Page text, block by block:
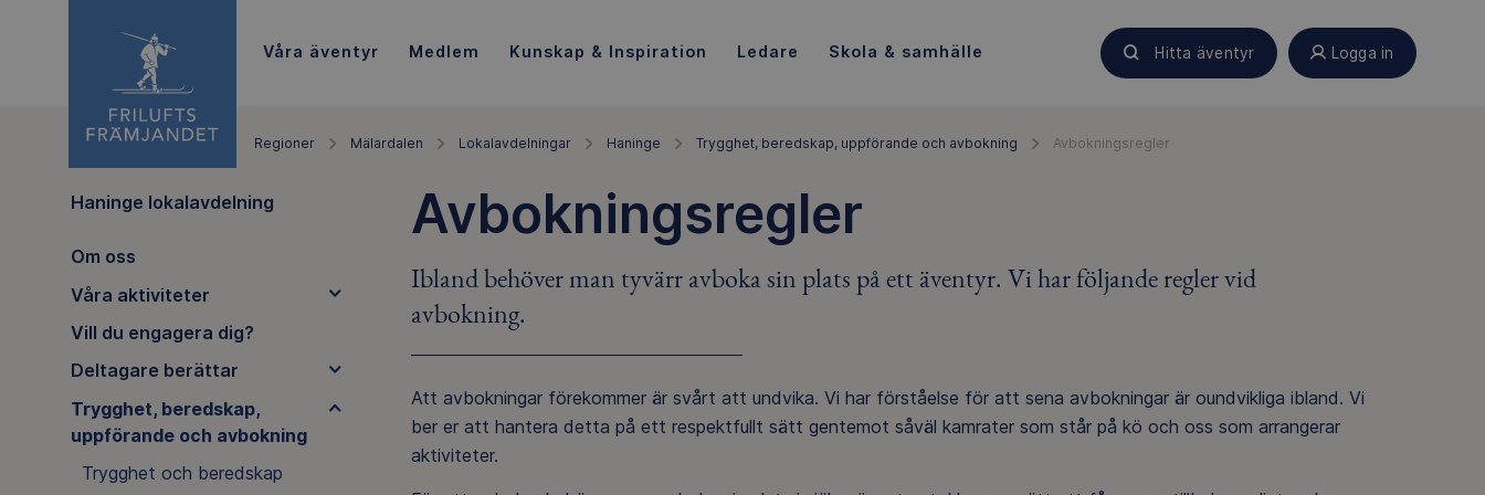
Våra äventyr Medlem Kunskap & Inspiration Ledare Skola & samhälle Hitta äventyr Logga in
Regioner Mälardalen Lokalavdelningar Haninge Trygghet, beredskap, uppförande och avbokning Avbokningsregler
Haninge lokalavdelning
Om oss
Våra aktiviteter
Vill du engagera dig?
Deltagare berättar
Trygghet, beredskap,
uppförande och avbokning
Trygghet och beredskap
Avbokningsregler
Ibland behöver man tyvärr avboka sin plats på ett äventyr. Vi har följande regler vid
avbokning.
Att avbokningar förekommer är svårt att undvika. Vi har förståelse för att sena avbokningar är oundvikliga ibland. Vi
ber er att hantera detta på ett respektfullt sätt gentemot såväl kamrater som står på kö och oss som arrangerar
aktiviteter.